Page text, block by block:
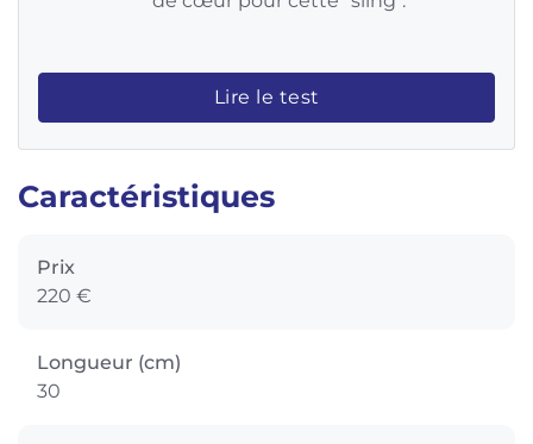
Lire le test
Caractéristiques
Prix
220 €
Longueur (cm)
30